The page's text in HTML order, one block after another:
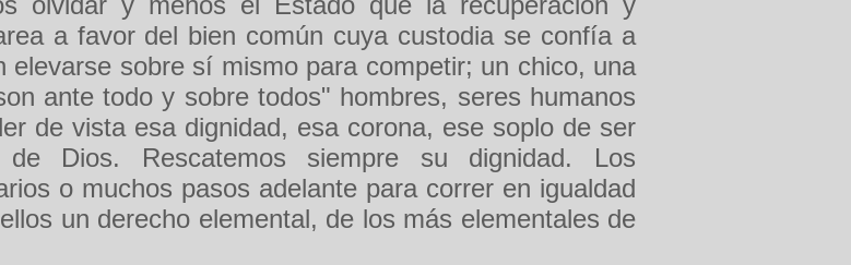
a favor del bien común cuya custodia se confía a
elevarse sobre sí mismo para competir; un chico, una
ante todo y sobre todos" hombres, seres humanos
de vista esa dignidad, esa corona, ese soplo de ser
Dios. Rescatemos siempre su dignidad. Los
o muchos pasos adelante para correr en igualdad
un derecho elemental, de los más elementales de